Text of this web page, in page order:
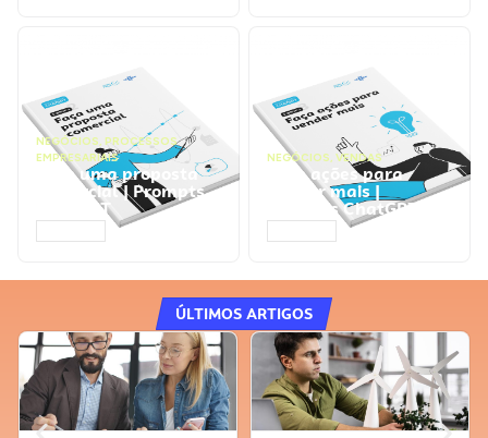
NEGÓCIOS, PROCESSOS
EMPRESARIAIS
Faça uma proposta
comercial | Prompts
ChatGPT
NEGÓCIOS, VENDAS
Faça ações para
vender mais |
Prompts ChatGPT
ÚLTIMOS ARTIGOS